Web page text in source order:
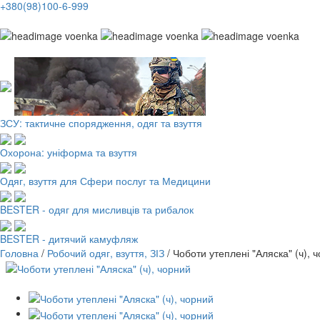
+380(98)100-6-999
ЗСУ: тактичне спорядження, одяг та взуття
Охорона: уніформа та взуття
Одяг, взуття для Сфери послуг та Медицини
BESTER - одяг для мисливців та рибалок
BESTER - дитячий камуфляж
Головна / Робочий одяг, взуття, ЗІЗ / Чоботи утеплені "Аляска" (ч),